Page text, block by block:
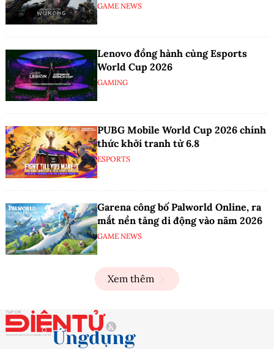
GAME NEWS
Lenovo đồng hành cùng Esports
World Cup 2026
GAMING
PUBG Mobile World Cup 2026 chính
thức khởi tranh từ 6.8
ESPORTS
Garena công bố Palworld Online, ra
mắt nền tảng di động vào năm 2026
GAME NEWS
Xem thêm